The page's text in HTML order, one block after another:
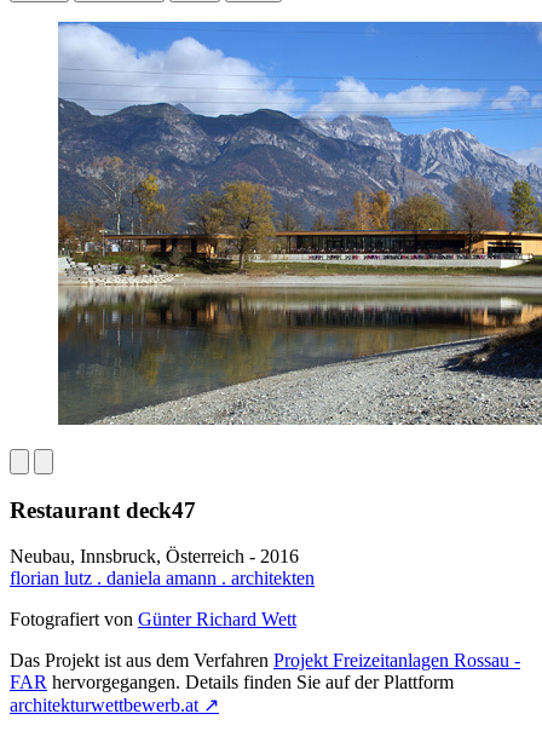
Restaurant deck47
Neubau, Innsbruck, Österreich - 2016
florian lutz . daniela amann . architekten
Fotografiert von Günter Richard Wett
Das Projekt ist aus dem Verfahren Projekt Freizeitanlagen Rossau -
FAR hervorgegangen. Details finden Sie auf der Plattform
architekturwettbewerb.at ↗